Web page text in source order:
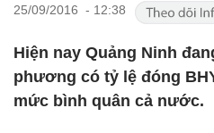
25/09/2016 - 12:38
Hiện nay Quảng Ninh
phương có tỷ lệ đóng
mức bình quân cả nước.